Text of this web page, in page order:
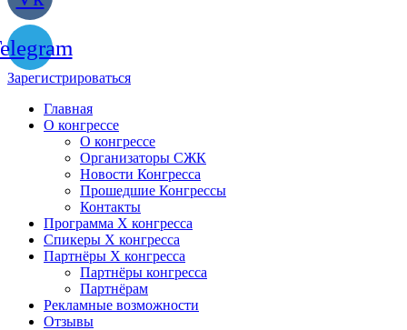
Зарегистрироваться
Главная
О конгрессе
О конгрессе
Организаторы СЖК
Новости Конгресса
Прошедшие Конгрессы
Контакты
Программа Х конгресса
Спикеры X конгресса
Партнёры X конгресса
Партнёры конгресса
Партнёрам
Рекламные возможности
Отзывы